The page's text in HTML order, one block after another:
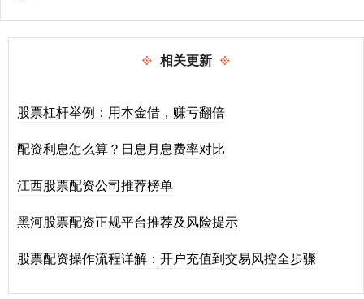
相关更新
股票杠杆举例：用本金借，赚亏翻倍
配资利息怎么算？日息月息费率对比
江西股票配资公司推荐榜单
黑河股票配资正规平台推荐及风险提示
股票配资操作流程详解：开户充值到交易风控全步骤